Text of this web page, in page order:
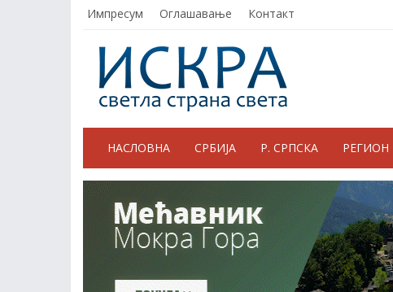
Импресум Оглашавање Контакт
НАСЛОВНА СРБИЈА Р. СРПСКА РЕГИОН